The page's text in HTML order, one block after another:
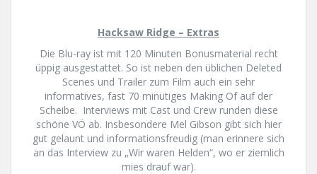
Hacksaw Ridge – Extras
Die Blu-ray ist mit 120 Minuten Bonusmaterial recht
üppig ausgestattet. So ist neben den üblichen Deleted
Scenes und Trailer zum Film auch ein sehr
informatives, fast 70 minütiges Making Of auf der
Scheibe. Interviews mit Cast und Crew runden diese
schöne VÖ ab. Insbesondere Mel Gibson gibt sich hier
gut gelaunt und informationsfreudig (man erinnere sich
an das Interview zu „Wir waren Helden“, wo er ziemlich
mies drauf war).